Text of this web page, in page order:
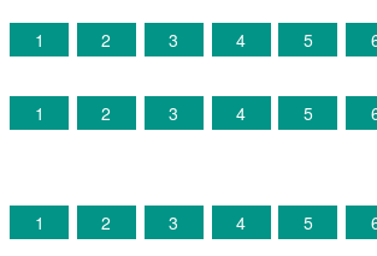
1 2 3 4 5
1 2 3 4 5
1 2 3 4 5